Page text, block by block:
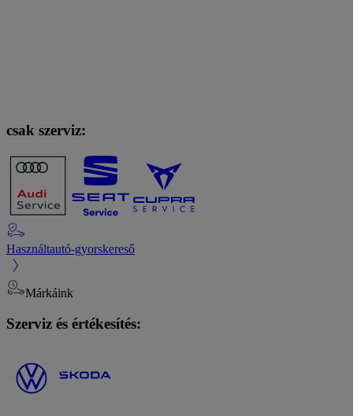
csak szerviz:
Használtautó-gyorskereső
Márkáink
Szerviz és értékesítés: